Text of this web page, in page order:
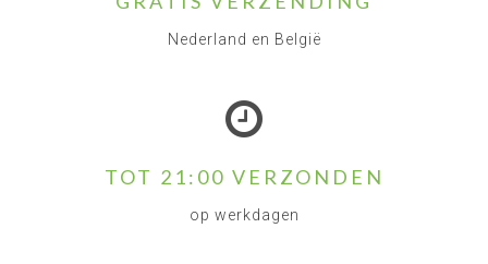
Nederland en België
TOT 21:00 VERZONDEN
op werkdagen